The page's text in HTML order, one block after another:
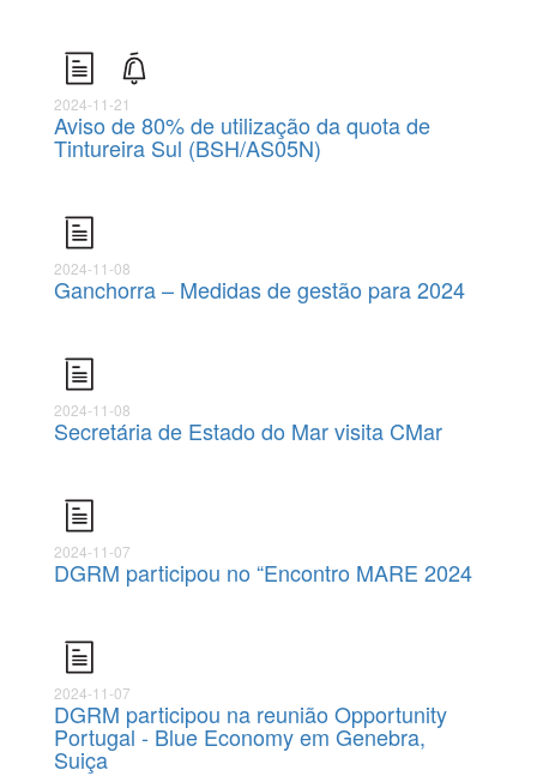
2024-11-21
Aviso de 80% de utilização da quota de
Tintureira Sul (BSH/AS05N)
2024-11-08
Ganchorra – Medidas de gestão para 2024
2024-11-08
Secretária de Estado do Mar visita CMar
2024-11-07
DGRM participou no “Encontro MARE 2024
2024-11-07
DGRM participou na reunião Opportunity
Portugal - Blue Economy em Genebra,
Suiça